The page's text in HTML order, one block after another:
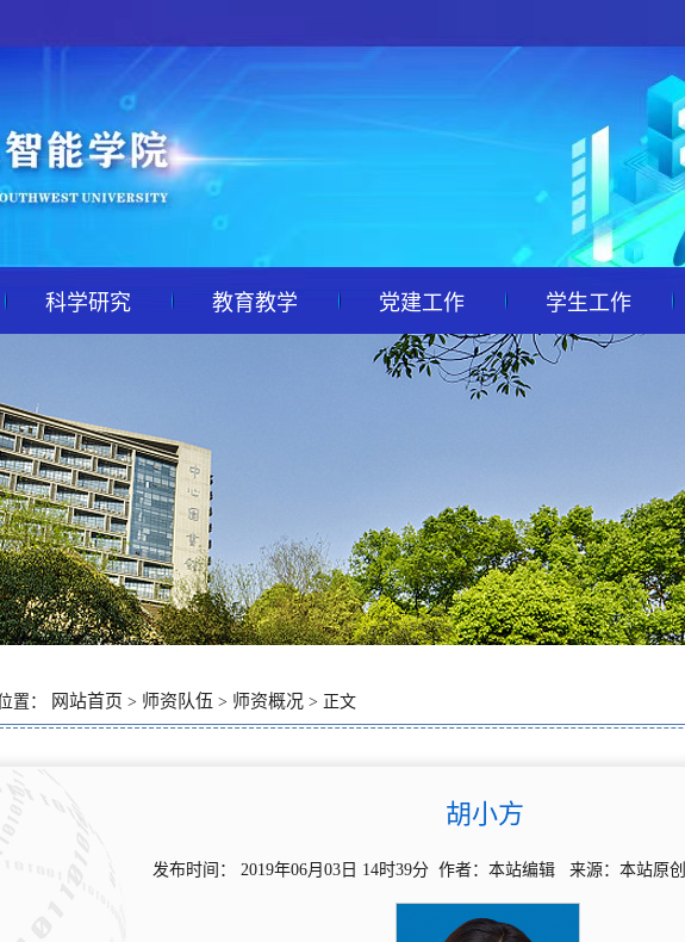
科学研究 教育教学 党建工作 学生工作
置： 网站首页 > 师资队伍 > 师资概况 > 正文
胡小方
发布时间： 2019年06月03日 14时39分 作者：本站编辑 来源：本站原